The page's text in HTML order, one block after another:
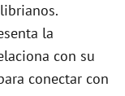
la
con su
conectar con